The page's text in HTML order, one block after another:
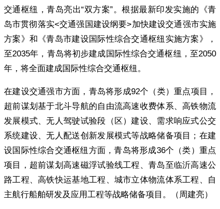
交通枢纽，青岛亮出“双方案”。根据最新印发实施的《青
岛市贯彻落实<交通强国建设纲要>加快建设交通强市实施
方案》和《青岛市建设国际性综合交通枢纽实施方案》，
至2035年，青岛将初步建成国际性综合交通枢纽，至2050
年，将全面建成国际性综合交通枢纽。
在建设交通强市方面，青岛将形成92个（类）重点项目，
超前谋划基于北斗导航的自由流高速收费体系、高铁物流
发展模式、无人驾驶试验段（区）建设、需求响应式公交
系统建设、无人配送创新发展模式等战略储备项目；在建
设国际性综合交通枢纽方面，青岛将形成36个（类）重点
项目，超前谋划高速磁浮试验线工程、青岛至临沂高速公
路工程、高铁快运基地工程、城市立体物流体系工程、自
主航行船舶研发及应用工程等战略储备项目。（周建亮）